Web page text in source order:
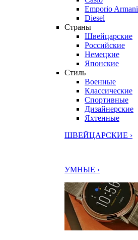
Emporio Armani
Diesel
Страны
Швейцарские
Российские
Немецкие
Японские
Стиль
Военные
Классические
Спортивные
Дизайнерские
Яхтенные
ШВЕЙЦАРСКИЕ ›
УМНЫЕ ›